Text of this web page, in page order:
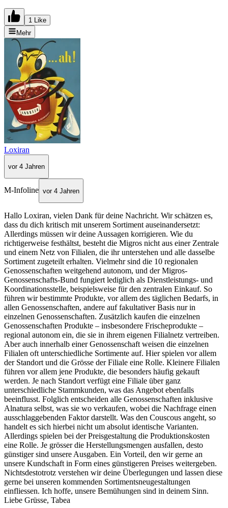
1 Like
Mehr
Loxiran
vor 4 Jahren
M-Infoline vor 4 Jahren
Hallo Loxiran, vielen Dank für deine Nachricht. Wir schätzen es,
dass du dich kritisch mit unserem Sortiment auseinandersetzt:
Allerdings müssen wir deine Aussagen korrigieren. Wie du
richtigerweise festhältst, besteht die Migros nicht aus einer Zentrale
und einem Netz von Filialen, die ihr unterstehen und alle dasselbe
Sortiment zugeteilt erhalten. Vielmehr sind die 10 regionalen
Genossenschaften weitgehend autonom, und der Migros-
Genossenschafts-Bund fungiert lediglich als Dienstleistungs- und
Koordinationsstelle, beispielsweise für den zentralen Einkauf. So
führen wir bestimmte Produkte, vor allem des täglichen Bedarfs, in
allen Genossenschaften, andere auf fakultativer Basis nur in
einzelnen Genossenschaften. Zusätzlich kaufen die einzelnen
Genossenschaften Produkte – insbesondere Frischeprodukte –
regional autonom ein, die sie in ihrem eigenen Filialnetz vertreiben.
Aber auch innerhalb einer Genossenschaft weisen die einzelnen
Filialen oft unterschiedliche Sortimente auf. Hier spielen vor allem
der Standort und die Grösse der Filiale eine Rolle. Kleinere Filialen
führen vor allem jene Produkte, die besonders häufig gekauft
werden. Je nach Standort verfügt eine Filiale über ganz
unterschiedliche Stammkunden, was das Angebot ebenfalls
beeinflusst. Folglich entscheiden alle Genossenschaften inklusive
Alnatura selbst, was sie wo verkaufen, wobei die Nachfrage einen
ausschlaggebenden Faktor darstellt. Was den Couscous angeht, so
handelt es sich hierbei nicht um absolut identische Varianten.
Allerdings spielen bei der Preisgestaltung die Produktionskosten
eine Rolle. Je grösser die Herstellungsmengen ausfallen, desto
günstiger sind unsere Ausgaben. Ein Vorteil, den wir gerne an
unsere Kundschaft in Form eines günstigeren Preises weitergeben.
Nichtsdestotrotz verstehen wir deine Überlegungen und lassen diese
gerne bei unseren kommenden Sortimentsneugestaltungen
einfliessen. Ich hoffe, unsere Bemühungen sind in deinem Sinn.
Liebe Grüsse, Tabea